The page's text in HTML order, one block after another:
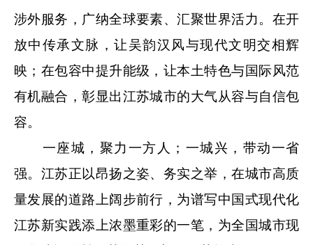
涉外服务，广纳全球要素、汇聚世界活力。在开
放中传承文脉，让吴韵汉风与现代文明交相辉
映；在包容中提升能级，让本土特色与国际风范
有机融合，彰显出江苏城市的大气从容与自信包
容。
一座城，聚力一方人；一城兴，带动一省
强。江苏正以昂扬之姿、务实之举，在城市高质
量发展的道路上阔步前行，为谱写中国式现代化
江苏新实践添上浓墨重彩的一笔，为全国城市现